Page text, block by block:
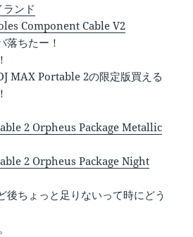
ンド
Component Cable V2
落ちたー！
MAX Portable 2の限定版買える
2 Orpheus Package Metallic
2 Orpheus Package Night
後ちょっと足りないって時にどう